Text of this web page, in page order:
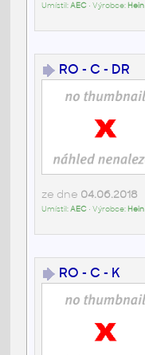
Umístil:AEC• Výrobce: Hein
RO - C - DR
ze dne 04.06.2018
Umístil:AEC• Výrobce: Hein
RO - C - K